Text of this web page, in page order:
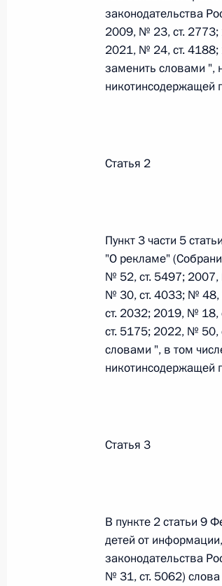
Федеральный
О внесении изменений
кодекса Российской
Федеральный
Федеральный
О внесении
26 июля 2026 года
и добровольчестве
Федеральный
О внесении
процессуального
законодательства
2009, № 23, ст.
2021, № 24, ст. 4188;
заменить словами ",
никотинсодержащей
Статья 2
Пункт 3 части 5
"О рекламе"
№ 52, ст. 5497;
№ 30, ст. 4033; № 48,
ст. 2032; 2019, №
ст. 5175; 2022, № 50,
словами ", в том
никотинсодержащей
Статья 3
В пункте 2 статьи 9
детей от
законодательства
№ 31, ст. 5062)